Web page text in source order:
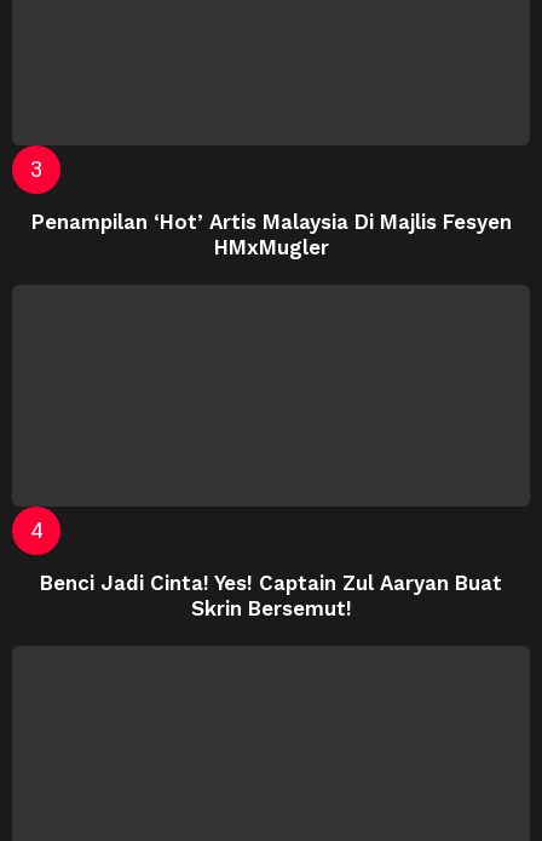
Penampilan ‘Hot’ Artis Malaysia Di Majlis Fesyen
HMxMugler
Benci Jadi Cinta! Yes! Captain Zul Aaryan Buat
Skrin Bersemut!